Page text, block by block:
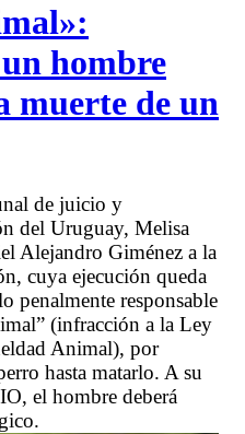
hombre
muerte de un
de juicio y
del Uruguay, Melisa
Alejandro Giménez a la
cuya ejecución queda
penalmente responsable
(infracción a la Ley
Animal), por
hasta matarlo. A su
el hombre deberá